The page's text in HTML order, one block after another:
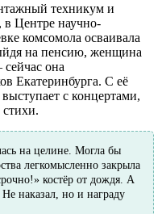
техникум и
в Центре научно-
комсомола осваивала
на пенсию, женщина
она
Екатеринбурга. С её
с концертами,
стихи.
на целине. Могла бы
легкомысленно закрыла
костёр от дождя. А
наказал, но и награду